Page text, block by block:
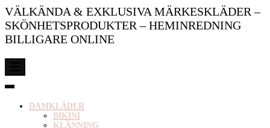
VÄLKÄNDA & EXKLUSIVA MÄRKESKLÄDER –
SKÖNHETSPRODUKTER – HEMINREDNING
BILLIGARE ONLINE
DAMKLÄDER
BIKINI
KLÄNNING